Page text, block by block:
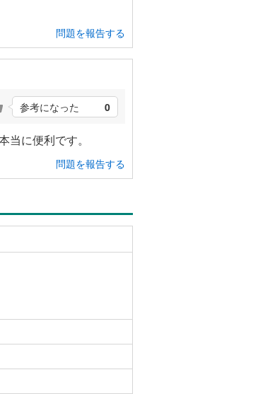
問題を報告する
参考になった 0
に便利です。
問題を報告する